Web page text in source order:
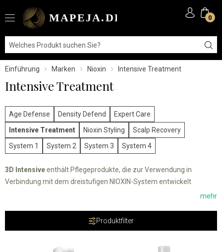
0
Einführung Marken Nioxin Intensive Treatment
Intensive Treatment
Age Defense Density Defend
Expert Care
Intensive Treatment
Nioxin Styling
Scalp Recovery
System 1
System 2 System 3 System 4
3D Intensiveenthält Pflegeprodukte, die zur Verwendung in
Verbindung mit dem dreistufigen NIOXIN-System entwickelt
beleben und regenerieren intensiv ausgedünnte Stellen.
mehr
Produktfilter